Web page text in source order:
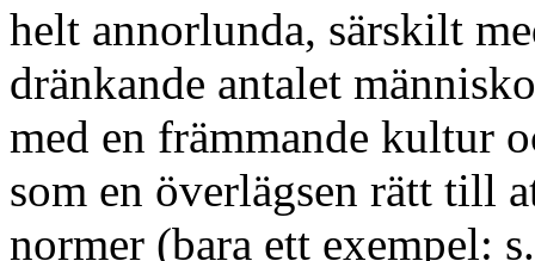
helt annorlunda, särskilt
dränkande antalet
med en främmande kultur
som en överlägsen rätt till
normer (bara ett exempel: